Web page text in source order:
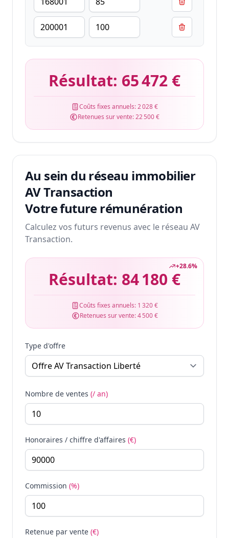
Résultat: 65 472 €
Coûts fixes annuels:2 028 €
Retenues sur vente:22 500 €
Au sein du réseau immobilier
AV Transaction
Votre future rémunération
Calculez vos futurs revenus avec le réseau AV
Transaction.
+28.6%
Résultat: 84 180 €
Coûts fixes annuels: 1 320 €
Retenues sur vente:4 500 €
Type d'offre
Nombre de ventes (/ an)
Honoraires / chiffre d'affaires (€)
Commission (%)
Retenue par vente (€)